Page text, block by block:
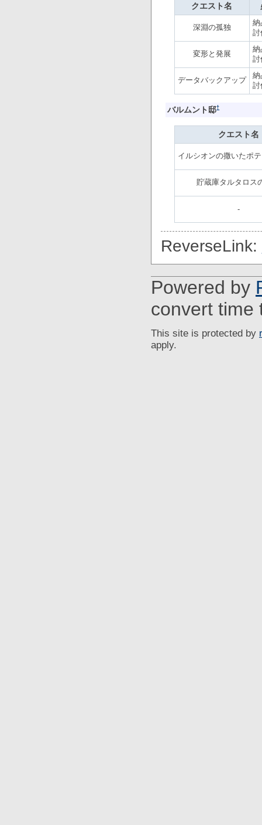
クエスト名
深淵の孤独
納
討
変形と発展
納
討
データバックアップ
納
討
バルムント邸†
クエスト名
イルシオンの撒いたポ
貯蔵庫タルタロス
-
ReverseLink:
Powered by
convert time
This site is protected by
apply.